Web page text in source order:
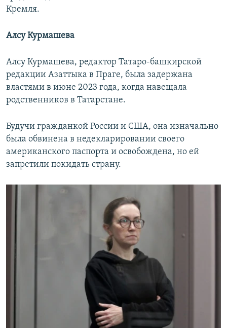
Кремля.
Алсу Курмашева
Алсу Курмашева, редактор Татаро-башкирской
редакции Азаттыка в Праге, была задержана
властями в июне 2023 года, когда навещала
родственников в Татарстане.
Будучи гражданкой России и США, она изначально
была обвинена в недекларировании своего
американского паспорта и освобождена, но ей
запретили покидать страну.